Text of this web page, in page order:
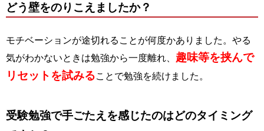
どう壁をのりこえましたか？
モチベーションが途切れることが何度かありました。やる
気がわかないときは勉強から一度離れ、 趣味等を挟んで
リセットを試みることで勉強を続けました。
受験勉強で手ごたえを感じたのはどのタイミング